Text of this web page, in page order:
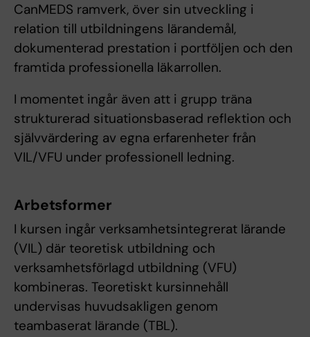
CanMEDS ramverk, över sin utveckling i
relation till utbildningens lärandemål,
dokumenterad prestation i portföljen och den
framtida professionella läkarrollen.
I momentet ingår även att i grupp träna
strukturerad situationsbaserad reflektion och
självvärdering av egna erfarenheter från
VIL/VFU under professionell ledning.
Arbetsformer
I kursen ingår verksamhetsintegrerat lärande
(VIL) där teoretisk utbildning och
verksamhetsförlagd utbildning (VFU)
kombineras. Teoretiskt kursinnehåll
undervisas huvudsakligen genom
teambaserat lärande (TBL).